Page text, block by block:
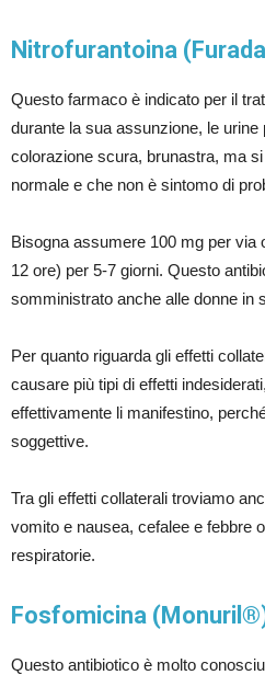
Nitrofurantoina
Questo farmaco è indicato per il
durante la sua assunzione, le
colorazione scura, brunastra, ma
normale e che non è sintomo di
Bisogna assumere 100 mg per via
12 ore) per 5-7 giorni. Questo
somministrato anche alle donne in
Per quanto riguarda gli effetti
causare più tipi di effetti
effettivamente li manifestino,
soggettive.
Tra gli effetti collaterali troviamo
vomito e nausea, cefalee e febbre
respiratorie.
Fosfomicina
Questo antibiotico è molto